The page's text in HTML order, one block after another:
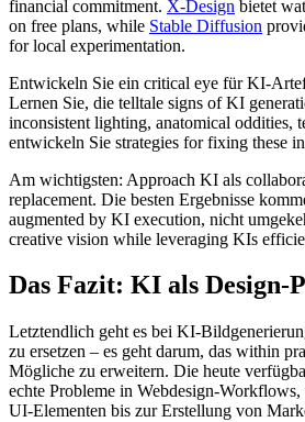
financial commitment. X-Design bietet
on free plans, while Stable Diffusion
for local experimentation.
Entwickeln Sie ein critical eye für KI-
Lernen Sie, die telltale signs of KI
inconsistent lighting, anatomical oddities,
entwickeln Sie strategies for fixing these
Am wichtigsten: Approach KI als
replacement. Die besten Ergebnisse
augmented by KI execution, nicht
creative vision while leveraging KIs
Das Fazit: KI als Design-
Letztendlich geht es bei KI-
zu ersetzen – es geht darum, das within
Mögliche zu erweitern. Die heute
echte Probleme in Webdesign-
UI-Elementen bis zur Erstellung von